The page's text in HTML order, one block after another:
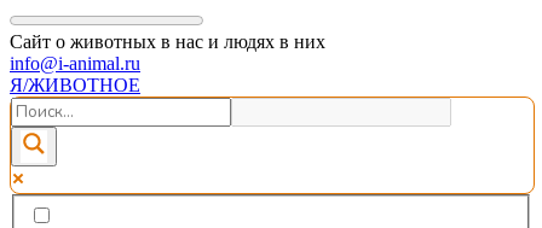
Сайт о животных в нас и людях в них
info@i-animal.ru
Я/ЖИВОТНОЕ